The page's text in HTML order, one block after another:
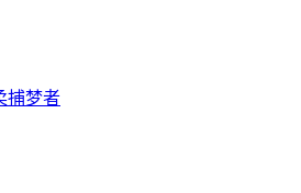
捕梦者